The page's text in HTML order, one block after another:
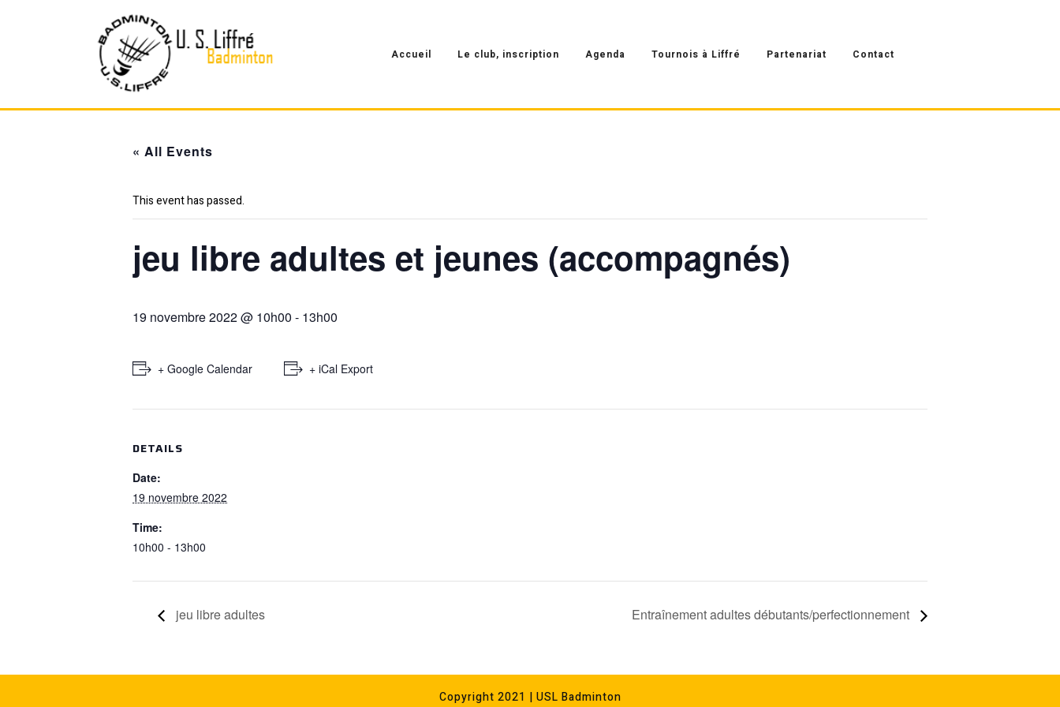
Accueil Le club, inscription Agenda Tournois à Liffré Partenariat Contact
« All Events
This event has passed.
jeu libre adultes et jeunes (accompagnés)
19 novembre 2022 @ 10h00 - 13h00
+ Google Calendar + iCal Export
DETAILS
Date:
19 novembre 2022
Time:
10h00 - 13h00
jeu libre adultes Entraînement adultes débutants/perfectionnement
Copyright 2021 | USL Badminton